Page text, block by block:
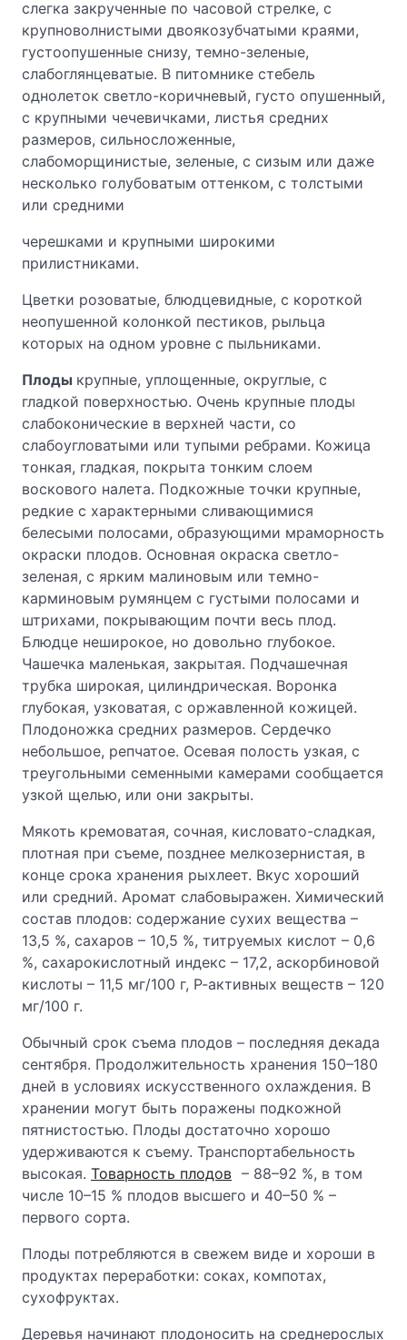
слегка закрученные по часовой стрелке, с
крупноволнистыми двоякозубчатыми краями,
густоопушенные снизу, темно-зеленые,
слабоглянцеватые. В питомнике стебель
однолеток светло-коричневый, густо опушенный,
с крупными чечевичками, листья средних
размеров, сильносложенные,
слабоморщинистые, зеленые, с сизым или даже
несколько голубоватым оттенком, с толстыми
или средними
черешками и крупными широкими
прилистниками.
Цветки розоватые, блюдцевидные, с короткой
неопушенной колонкой пестиков, рыльца
которых на одном уровне с пыльниками.
Плоды крупные, уплощенные, округлые, с
гладкой поверхностью. Очень крупные плоды
слабоконические в верхней части, со
слабоугловатыми или тупыми ребрами. Кожица
тонкая, гладкая, покрыта тонким слоем
воскового налета. Подкожные точки крупные,
редкие с характерными сливающимися
белесыми полосами, образующими мраморность
окраски плодов. Основная окраска светло-
зеленая, с ярким малиновым или темно-
карминовым румянцем с густыми полосами и
штрихами, покрывающим почти весь плод.
Блюдце неширокое, но довольно глубокое.
Чашечка маленькая, закрытая. Подчашечная
трубка широкая, цилиндрическая. Воронка
глубокая, узковатая, с оржавленной кожицей.
Плодоножка средних размеров. Сердечко
небольшое, репчатое. Осевая полость узкая, с
треугольными семенными камерами сообщается
узкой щелью, или они закрыты.
Мякоть кремоватая, сочная, кисловато-сладкая,
плотная при съеме, позднее мелкозернистая, в
конце срока хранения рыхлеет. Вкус хороший
или средний. Аромат слабовыражен. Химический
состав плодов: содержание сухих вещества –
13,5 %, сахаров – 10,5 %, титруемых кислот – 0,6
%, сахарокислотный индекс – 17,2, аскорбиновой
кислоты – 11,5 мг/100 г, Р-активных веществ – 120
мг/100 г.
Обычный срок съема плодов – последняя декада
сентября. Продолжительность хранения 150–180
дней в условиях искусственного охлаждения. В
хранении могут быть поражены подкожной
пятнистостью. Плоды достаточно хорошо
удерживаются к съему. Транспортабельность
высокая. Товарность плодов – 88–92 %, в том
числе 10–15 % плодов высшего и 40–50 % –
первого сорта.
Плоды потребляются в свежем виде и хороши в
продуктах переработки: соках, компотах,
сухофруктах.
Деревья начинают плодоносить на среднерослых